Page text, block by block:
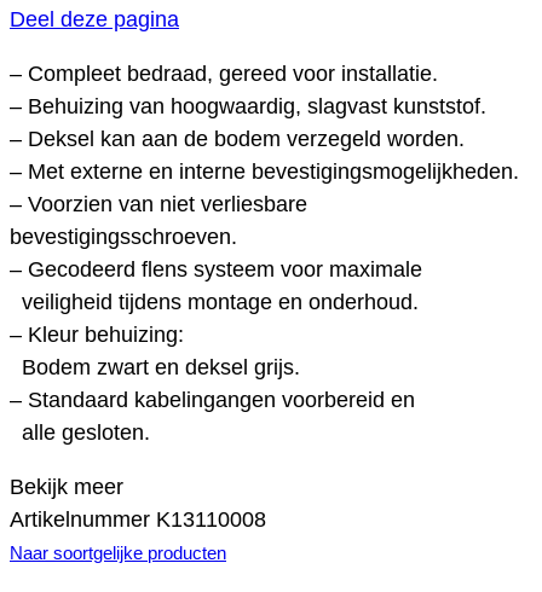
Deel deze pagina
– Compleet bedraad, gereed voor installatie.
– Behuizing van hoogwaardig, slagvast kunststof.
– Deksel kan aan de bodem verzegeld worden.
– Met externe en interne bevestigingsmogelijkheden.
– Voorzien van niet verliesbare
bevestigingsschroeven.
– Gecodeerd flens systeem voor maximale
veiligheid tijdens montage en onderhoud.
– Kleur behuizing:
Bodem zwart en deksel grijs.
– Standaard kabelingangen voorbereid en
alle gesloten.
Bekijk meer
Artikelnummer K13110008
Naar soortgelijke producten